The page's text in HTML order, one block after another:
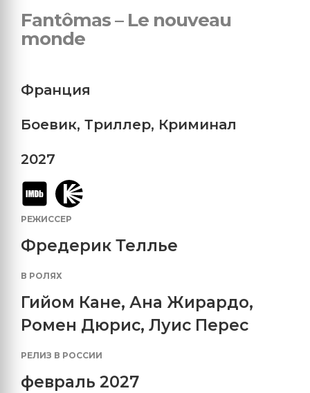
Fantômas – Le nouveau
monde
Франция
Боевик, Триллер, Криминал
2027
РЕЖИССЕР
Фредерик Теллье
В РОЛЯХ
Гийом Кане, Ана Жирардо,
Ромен Дюрис, Луис Перес
РЕЛИЗ В РОССИИ
февраль 2027